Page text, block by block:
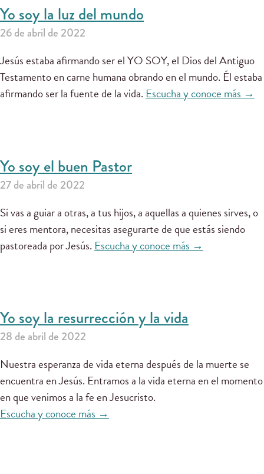
Yo soy la luz del mundo
26 de abril de 2022
Jesús estaba afirmando ser el YO SOY, el Dios del Antiguo
Testamento en carne humana obrando en el mundo. Él estaba
afirmando ser la fuente de la vida.Escucha y conoce más →
Yo soy el buen Pastor
27 de abril de 2022
Si vas a guiar a otras, a tus hijos, a aquellas a quienes sirves, o
si eres mentora, necesitas asegurarte de que estás siendo
pastoreada por Jesús. Escucha y conoce más →
Yo soy la resurrección y la vida
28 de abril de 2022
Nuestra esperanza de vida eterna después de la muerte se
encuentra en Jesús. Entramos a la vida eterna en el momento
en que venimos a la fe en Jesucristo.
Escucha y conoce más →